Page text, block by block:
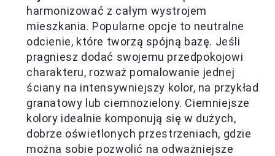
harmonizować z całym wystrojem
mieszkania. Popularne opcje to neutralne
odcienie, które tworzą spójną bazę. Jeśli
pragniesz dodać swojemu przedpokojowi
charakteru, rozważ pomalowanie jednej
ściany na intensywniejszy kolor, na przykład
granatowy lub ciemnozielony. Ciemniejsze
kolory idealnie komponują się w dużych,
dobrze oświetlonych przestrzeniach, gdzie
można sobie pozwolić na odważniejsze